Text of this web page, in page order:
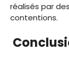
réalisés par
contentions.